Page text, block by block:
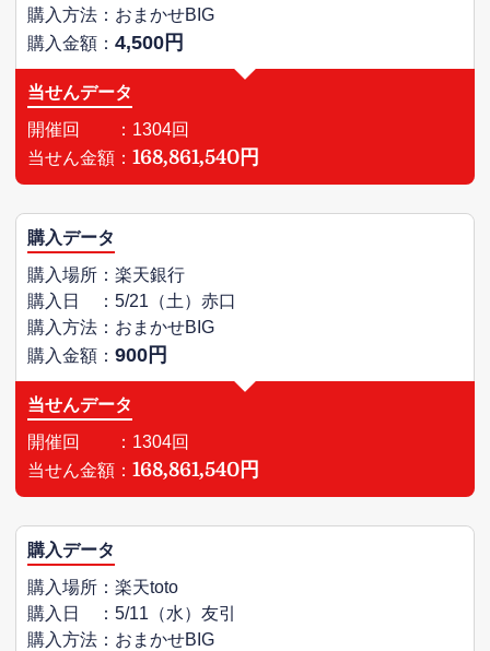
購入方法：おまかせBIG
購入金額： 4,500円
当せんデータ
開催回 ：1304回
当せん金額： 168,861,540円
購入データ
購入場所：楽天銀行
購入日 ：5/21（土）赤口
購入方法：おまかせBIG
購入金額： 900円
当せんデータ
開催回 ：1304回
当せん金額： 168,861,540円
購入データ
購入場所：楽天toto
購入日 ：5/11（水）友引
購入方法：おまかせBIG